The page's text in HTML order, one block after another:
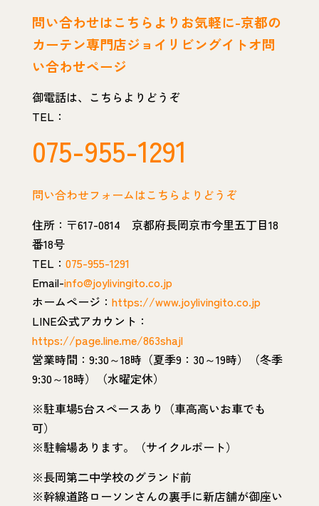
問い合わせはこちらよりお気軽に-京都の
カーテン専門店ジョイリビングイトオ問
い合わせページ
御電話は、こちらよりどうぞ
TEL：
075-955-1291
問い合わせフォームはこちらよりどうぞ
住所：〒617-0814 京都府長岡京市今里五丁目18
番18号
TEL： 075-955-1291
Email-info@joylivingito.co.jp
ホームページ： https://www.joylivingito.co.jp
LINE公式アカウント：
https://page.line.me/863shajl
営業時間：9:30～18時（夏季9：30～19時）（冬季
9:30～18時）（水曜定休）
※駐車場5台スペースあり（車高高いお車でも
可）
※駐輪場あります。（サイクルポート）
※長岡第二中学校のグランド前
※幹線道路ローソンさんの裏手に新店舗が御座い